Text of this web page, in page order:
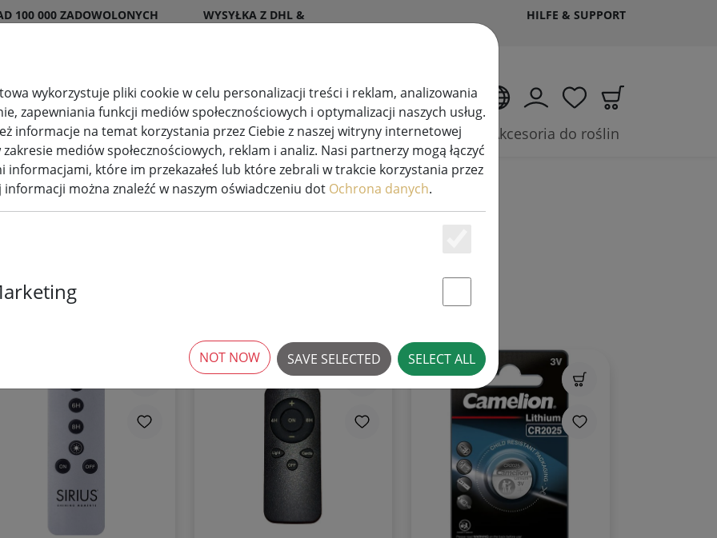
100 000 ZADOWOLONYCH
WYSYŁKA Z DHL &
HILFE & SUPPORT
PL
dekoracja Systemy lampek choinkowych Akcesoria i baterie (aktuelle Seite)
Akcesoria do roślin
wykorzystuje pliki cookie w celu personalizacji treści i reklam, analizowania
zapewniania funkcji mediów społecznościowych i optymalizacji naszych usług.
informacje na temat korzystania przez Ciebie z naszej witryny internetowej
mediów społecznościowych, reklam i analiz. Nasi partnerzy mogą łączyć
informacjami, które im przekazałeś lub które zebrali w trakcie korzystania przez
informacji można znaleźć w naszym oświadczeniu dot Ochrona danych.
SAVE SELECTED SELECT ALL
NOT NOW